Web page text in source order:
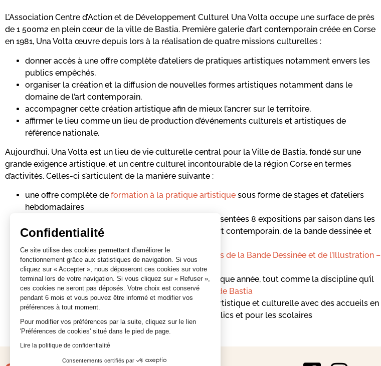
Confidentialité
Ce site utilise des cookies permettant d'améliorer le
fonctionnement grâce aux statistiques de navigation. Si vous
cliquez sur « Accepter », nous déposeront ces cookies sur votre
terminal lors de votre navigation. Si vous cliquez sur « Refuser »,
ces cookies ne seront pas déposés. Votre choix est conservé
pendant 6 mois et vous pouvez être informé et modifier vos
préférences à tout moment.
Pour modifier vos préférences par la suite, cliquez sur le lien
'Préférences de cookies' situé dans le pied de page.
Lire la politique de confidentialité
Consentements certifiés par
L’Association Centre d’Action et de Développement Culturel Una Volta occupe une surface de près
de 1 500m2 en plein cœur de la ville de Bastia. Première galerie d’art contemporain créée en Corse
en 1981, Una Volta œuvre depuis lors à la réalisation de quatre missions culturelles :
donner accès à une offre complète d’ateliers de pratiques artistiques notamment envers les
publics empêchés,
organiser la création et la diffusion de nouvelles formes artistiques notamment dans le
domaine de l’art contemporain,
accompagner cette création artistique afin de mieux l’ancrer sur le territoire,
affirmer le lieu comme un lieu de production d’événements culturels et artistiques de
référence nationale.
Aujourd’hui, Una Volta est un lieu de vie culturelle central pour la Ville de Bastia, fondé sur une
grande exigence artistique, et un centre culturel incontourable de la région Corse en termes
d’activités. Celles-ci s’articulent de la manière suivante :
une offre complète de formation à la pratique artistique sous forme de stages et d’ateliers
hebdomadaires
une galerie d’exposition au sein de laquelle sont présentées 8 expositions par saison dans les
domaines de la photographie contemporaine, de l’art contemporain, de la bande dessinée et
un événement de référence national :Les Rencontres de la Bande Dessinée et de l’Illustration –
BD à Bastiacréées en 1993
un événement qui trouve un peu plus son essor chaque année, tout comme la discipline qu’il
défend : Cinetica – Rencontres du Film d’Animation de Bastia
un dispositif complet de médiation et d’éducation artistique et culturelle avec des accueils en
visites commentées d’expositions pour tous les publics et pour les scolaires